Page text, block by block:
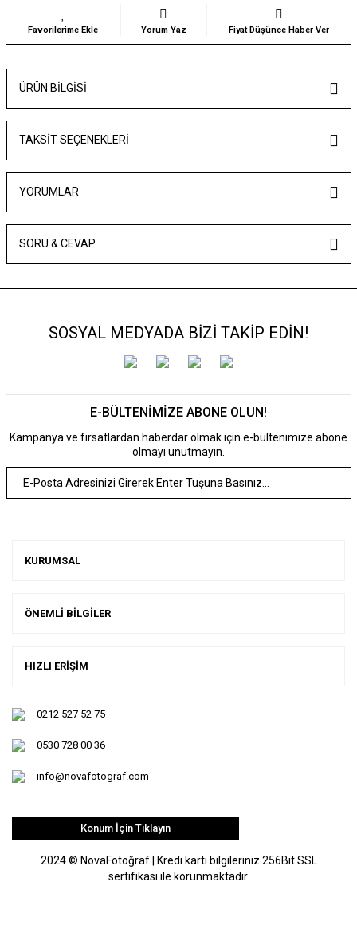
Yorum Yaz Fiyat Düşünce Haber Ver
ÜRÜN BILGISI
TAKSIT SEÇENEKLERI
YORUMLAR
SORU & CEVAP
SOSYAL MEDYADA BİZİ TAKİP EDİN!
E-BÜLTENİMİZE ABONE OLUN!
Kampanya ve fırsatlardan haberdar olmak için e-bültenimize abone
olmayı unutmayın.
KURUMSAL
ÖNEMLİ BİLGİLER
HIZLI ERİŞİM
0212 527 52 75
0530 728 00 36
info@novafotograf.com
Konum İçin Tıklayın
2024 © NovaFotoğraf | Kredi kartı bilgileriniz 256Bit SSL
sertifikası ile korunmaktadır.